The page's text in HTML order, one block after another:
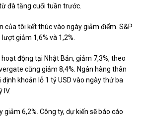
đà tăng cuối tuần trước.
của tôi kết thúc vào ngày giảm điểm. S&P
giảm 1,6% và 1,2%.
hoạt động tại Nhật Bản, giảm 7,3%, theo
cũng giảm 8,4%. Ngân hàng thân
khoản lỗ 1 tỷ USD vào ngày thứ ba
IV.
giảm 6,2%.Công ty, dự kiến ​​​​sẽ báo cáo